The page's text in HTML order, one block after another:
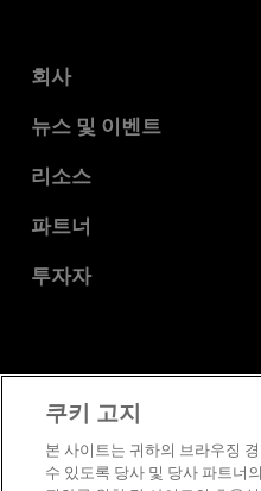
회사
AMD 소개
기업의 사회적 책임
채용
문의하기
뉴스 및 이벤트
뉴스룸
미디어 라이브러리
리소스
개발자 센트럴
사례 연구
파트너
AMD 파트너 허브
투자자
이사위원회
거버넌스 문서
SEC 신고서
공급
쿠키 고지
본 사이트는 귀하의 브라우징
수 있도록 당사 및 당사 파트너